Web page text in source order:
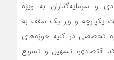
و سرمایه‌گذاران به‌ ویژه
یکپارچه و زیر یک سقف به
تخصصی در کلیه حوزه‌های
اقتصادی، تسهیل و تسریع